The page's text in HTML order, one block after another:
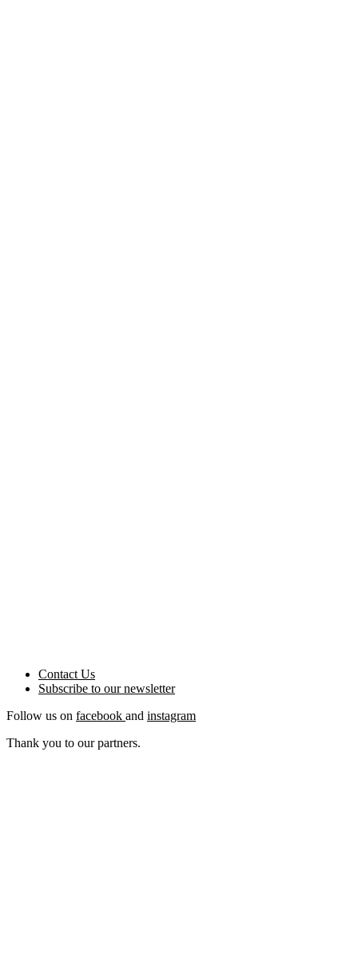
Contact Us
Subscribe to ournewsletter
Follow us on facebook and instagram
Thank you to our partners.